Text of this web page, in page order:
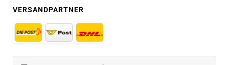
VERSANDPARTNER